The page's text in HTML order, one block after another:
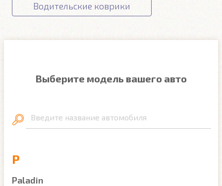
Водительские коврики
Выберите модель вашего авто
Введите название автомобиля
P
Paladin